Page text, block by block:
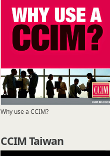
Why use a CCIM?
CCIM Taiwan